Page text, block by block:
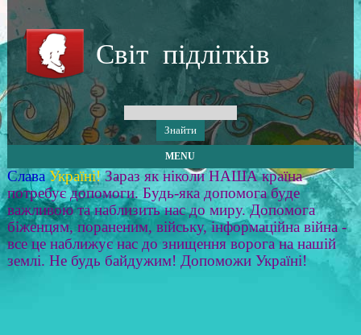
Світ підлітків
MENU
Слава Україні! Зараз як ніколи НАША країна
потребує допомоги. Будь-яка допомога буде
важливою та наблизить нас до миру. Допомога
біженцям, пораненим, війську, інформаційна війна -
все це наближує нас до знищення ворога на нашій
землі. Не будь байдужим! Допоможи Україні!